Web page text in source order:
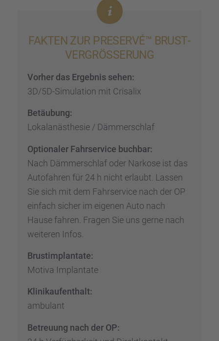
FAKTEN ZUR PRESERVÉ™ BRUST­
VER­GRÖ­SSE­RUNG
Vorher das Ergeb­nis sehen:
3D/5D-Simula­tion mit Crisa­lix
Betäu­bung:
Lokal­an­äs­the­sie / Dämmer­schlaf
Optio­na­ler Fahrser­vice buchbar:
Nach Dämmer­schlaf oder Narkose ist das
Autofah­ren für 24 h nicht erlaubt. Lassen
Sie sich mit dem Fahrser­vice nach der OP
einfach sicher im eigenen Auto nach
Hause fahren. Fragen Sie uns gerne nach
weite­ren Infos.
Brust­im­plan­tate:
Motiva Implan­tate
Klinik­auf­ent­halt:
ambulant
Betreu­ung nach der OP: